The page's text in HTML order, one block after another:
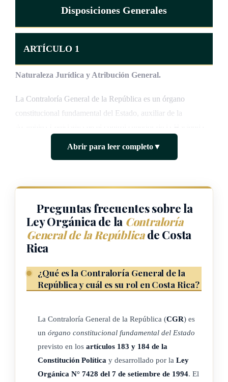
Disposiciones Generales
ARTÍCULO 1
Naturaleza Jurídica y Atribución General.
La Contraloría General de la República es un órgano
constitucional fundamental del Estado, auxiliar de la
Asamblea Legislativa en el control superior de la Hacienda
Pública y rector del sistema de fiscalización que contempla
Garantía de Independencia.
En el ejercicio de sus potestades, la Contraloría General de la
administrativa, respecto de cualquier Poder, ente u órgano
público. Sus decisiones solamente se encuentran sometidas a
internacionales y a la ley.
El Contralor General de la República y el Subcontralor
General de la República responden ante la Asamblea
Legislativa por el cumplimiento de sus funciones.
Abrir para leer completo▼
Preguntas frecuentes sobre la
Ley Orgánica de la Contraloría
General de la Repúblicade Costa
Rica
¿Qué es la Contraloría General de la
República y cuál es su rol en Costa Rica?
La Contraloría General de la República (CGR) es
un órgano constitucional fundamental del Estado
previsto en los artículos 183 y 184 de la
Constitución Política y desarrollado por la Ley
Orgánica N° 7428 del 7 de setiembre de 1994. El